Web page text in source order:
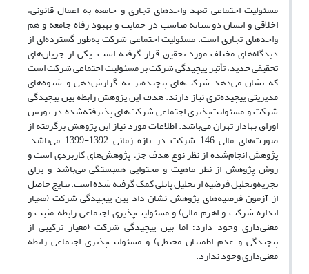
مسئولیت اجتماعی تعهد واحدهای تجاری و جامعه به اعمال قانونی،
اخلاقی و انسان دوستانه مناسب در حمایت و بهبود رفاه جامعه و هم
واحدهای تجاری است. مسئولیت اجتماعی شرکت به‌طور گسترده‌ای از
دیدگاه‌های مختلف مورد تحقیق قرار گرفته است. یکی از جریان‌های
تحقیقی جدید، تأثیر پیچیدگی شرکت بر مسئولیت اجتماعی شرکت است
که نشان می‌دهد شرکت‌های پیچیده‌تر به گزارش‌دهی و شیوه‌های
مدیریتی پیچیده‌تری نیاز دارند. هدف این پژوهش رابطه بین پیچیدگی
شرکت و مسئولیت‌پذیری اجتماعی شرکت‌های پذیرفته‌شده در بورس
اوراق بهادار تهران می‌باشد. اطلاعات مورد نیاز این پژوهش برگرفته از
صورت‌های مالی 146 شرکت در بازه زمانی 1392-1399 می‌باشد.
پژوهش انجام‌شده از نظر نوع هدف جزء پژوهش‌های کاربردی است و
روش پژوهش از نظر ماهیت و محتوایی همبستگی می‌باشد و برای
تجزیه‌وتحلیل فرضیه‌ از تحلیل پانلی کمک گرفته شده است. نتایج حاصل
از آزمون فرضیه‌های پژوهش نشان داد بین پیچیدگی شرکت (معیار
اندازه شرکت و اهرم مالی) و مسئولیت‌پذیری اجتماعی رابطه مثبت و
معنی‌داری وجود دارد؛ اما بین پیچیدگی شرکت (معیار ترکیبی از
پیچیدگی و عدم اطمینان محیطی) و مسئولیت‌پذیری اجتماعی رابطه
معنی‌داری وجود ندارد.